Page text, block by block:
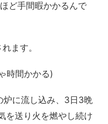
ど手間暇かかるんで
ます。
時間かかる)
に流し込み、3日3晩
を送り火を燃やし続け